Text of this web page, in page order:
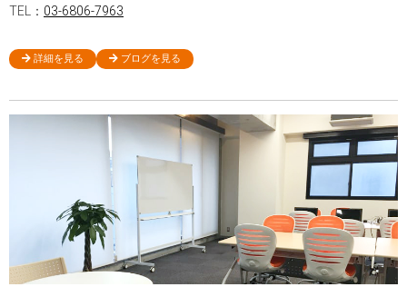
TEL： 03-6806-7963
詳細を見る ブログを見る